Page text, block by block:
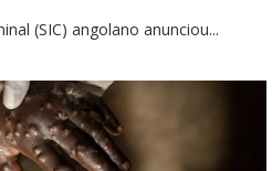
(SIC) angolano anunciou...